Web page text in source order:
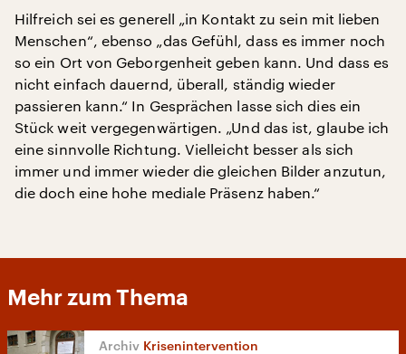
Hilfreich sei es generell „in Kontakt zu sein mit lieben
Menschen“, ebenso „das Gefühl, dass es immer noch
so ein Ort von Geborgenheit geben kann. Und dass es
nicht einfach dauernd, überall, ständig wieder
passieren kann.“ In Gesprächen lasse sich dies ein
Stück weit vergegenwärtigen. „Und das ist, glaube ich
eine sinnvolle Richtung. Vielleicht besser als sich
immer und immer wieder die gleichen Bilder anzutun,
die doch eine hohe mediale Präsenz haben.“
Mehr zum Thema
Krisenintervention